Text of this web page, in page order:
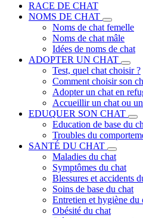
RACE DE CHAT
NOMS DE CHAT
Noms de chat femelle
Noms de chat mâle
Idées de noms de chat
ADOPTER UN CHAT
Test, quel chat choisir ?
Comment choisir son
Adopter un chat en
Accueillir un chat ou
EDUQUER SON CHAT
Education de base du
Troubles du
SANTÉ DU CHAT
Maladies du chat
Symptômes du chat
Blessures et accidents
Soins de base du chat
Entretien et hygiène du
Obésité du chat